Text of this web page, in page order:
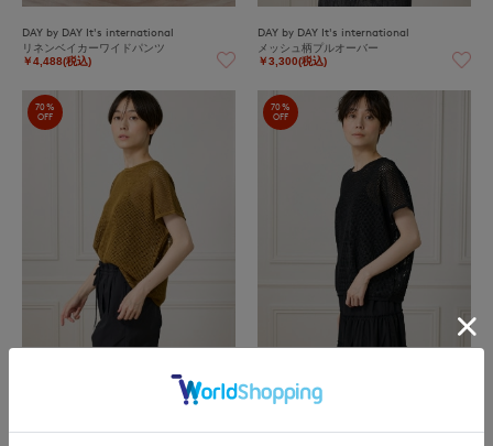
DAY by DAY It's international
リネンベイカーワイドパンツ
￥4,488(税込)
DAY by DAY It's international
メッシュ柄プルオーバー
￥3,300(税込)
70%
OFF
DAY by DAY It's international
70%
OFF
メッシュ柄プルオーバー
￥3,300(税込)